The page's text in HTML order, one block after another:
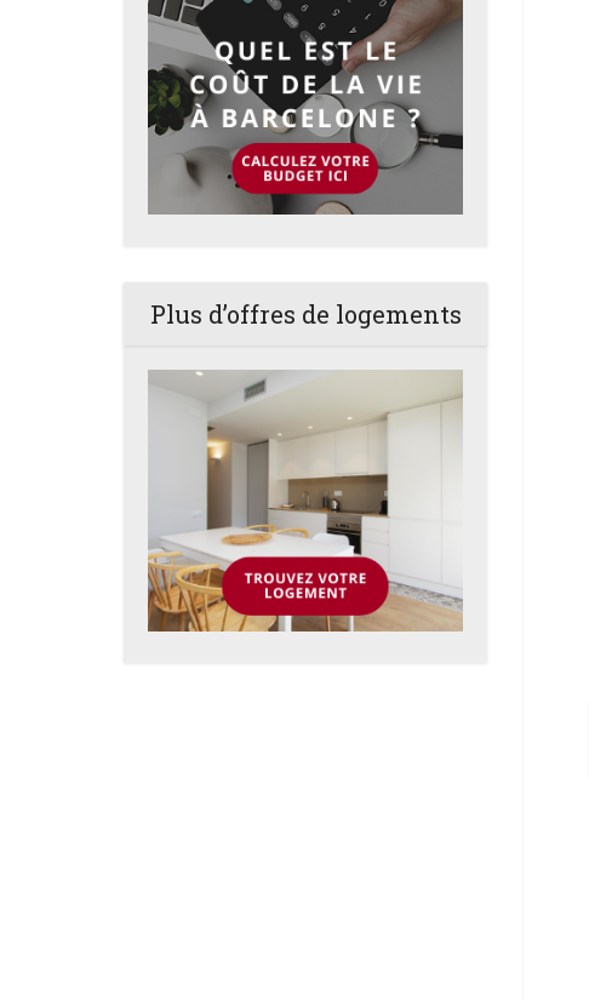
Plus d’offres de logements